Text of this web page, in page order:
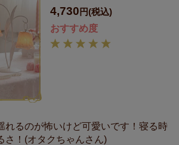
4,730 円(税込)
おすすめ度
れるのが怖いけど可愛いです！寝る時
さ！(オタクちゃんさん)